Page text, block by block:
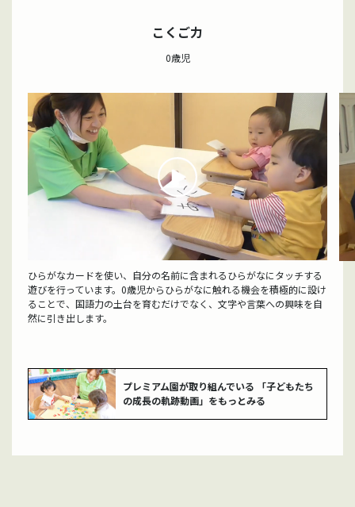
こくご力
0歳児
ひらがなカードを使い、自分の名前に含まれるひらがなにタッチする
遊びを行っています。0歳児からひらがなに触れる機会を積極的に設け
ることで、国語力の土台を育むだけでなく、文字や言葉への興味を自
然に引き出します。
プレミアム園が取り組んでいる 「子どもたち
の成長の軌跡動画」をもっとみる